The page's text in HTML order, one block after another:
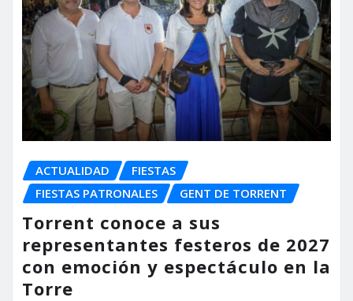
ACTUALIDAD
FIESTAS
FIESTAS PATRONALES
GENT DE TORRENT
Torrent conoce a sus
representantes festeros de 2027
con emoción y espectáculo en la
Torre